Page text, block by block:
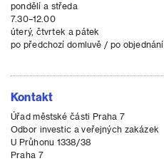
pondělí a středa
7.30–12.00
úterý, čtvrtek a pátek
po předchozí domluvě / po objednání
Kontakt
Úřad městské části Praha 7
Odbor investic a veřejných zakázek
U Průhonu 1338/38
Praha 7